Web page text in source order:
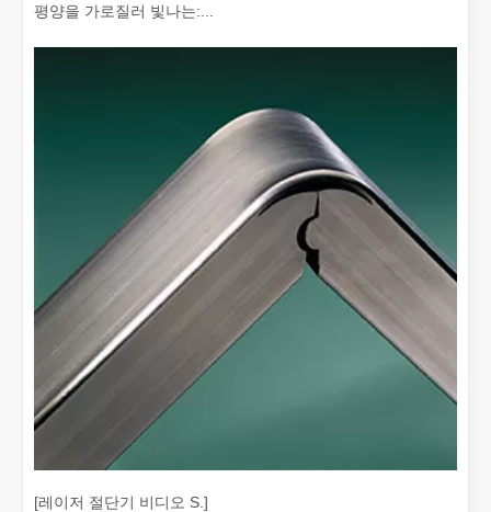
레이저 절단이란 무엇입니까? 조각의 과학핵심적으로 레이저 절
평양을 가로질러 빛나는:...
[레이저 절단기 비디오 S.]